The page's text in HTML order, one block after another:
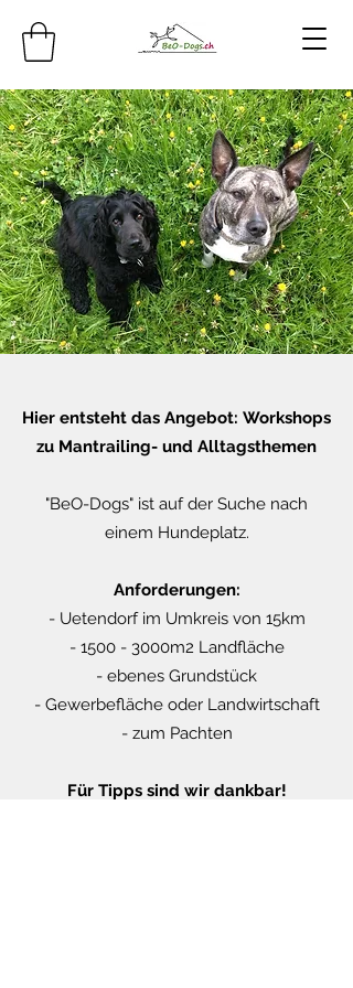
Hier entsteht das Angebot: Workshops
zu Mantrailing- und Alltagsthemen
"BeO-Dogs" ist auf der Suche nach
einem Hundeplatz.
Anforderungen:
- Uetendorf im Umkreis von 15km
- 1500 - 3000m2 Landfläche
- ebenes Grundstück
- Gewerbefläche oder Landwirtschaft
- zum Pachten
Für Tipps sind wir dankbar!